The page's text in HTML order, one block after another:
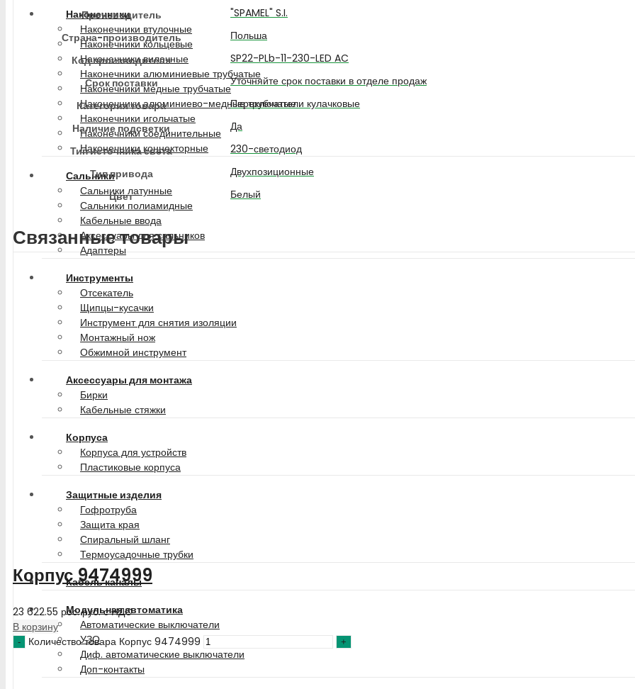
Наконечники
Наконечники втулочные
Наконечники кольцевые
Наконечники вилочные
Наконечники алюминиевые трубчатые
Наконечники медные трубчатые
Наконечники алюминиево-медные трубчатые
Наконечники игольчатые
Наконечники соединительные
Наконечники коннекторные
Сальники
Сальники латунные
Сальники полиамидные
Кабельные ввода
Аксессуары для сальников
Адаптеры
Инструменты
Отсекатель
Щипцы-кусачки
Инструмент для снятия изоляции
Монтажный нож
Обжимной инструмент
Аксессуары для монтажа
Бирки
Кабельные стяжки
Корпуса
Корпуса для устройств
Пластиковые корпуса
Защитные изделия
Гофротруба
Защита края
Спиральный шланг
Термоусадочные трубки
Кабель каналы
Модульная автоматика
Автоматические выключатели
УЗО
Диф. автоматические выключатели
Доп-контакты
Производитель
"SPAMEL" S.I.
Страна-производитель
Польша
Код производителя
SP22-PLb-11-230-LED AC
Срок поставки
Уточняйте срок поставки в отделе продаж
Категория товара
Переключатели кулачковые
Наличие подсветки
Да
Тип источника света
230-светодиод
Тип привода
Двухпозиционные
Цвет
Белый
Связанные товары
Корпус 9474999
23 622.55 рос. руб.с НДС
В корзину
Количество товара Корпус 9474999